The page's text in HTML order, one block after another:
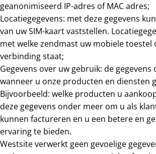
geanonimiseerd IP-adres of MAC adres;
Locatiegegevens: met deze gegevens
van uw SIM-kaart vaststellen.
met welke zendmast uw mobiele toestel
verbinding staat;
Gegevens over uw gebruik: de gegevens
wanneer u onze producten en diensten
Bijvoorbeeld: welke producten u
deze gegevens onder meer om u als
kunnen factureren en u een betere en
ervaring te bieden.
Westsite verwerkt geen gevoelige